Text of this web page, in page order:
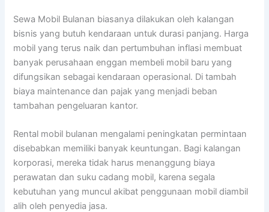
Sewa Mobil Bulanan biasanya dilakukan oleh kalangan
bisnis yang butuh kendaraan untuk durasi panjang. Harga
mobil yang terus naik dan pertumbuhan inflasi membuat
banyak perusahaan enggan membeli mobil baru yang
difungsikan sebagai kendaraan operasional. Di tambah
biaya maintenance dan pajak yang menjadi beban
tambahan pengeluaran kantor.
Rental mobil bulanan mengalami peningkatan permintaan
disebabkan memiliki banyak keuntungan. Bagi kalangan
korporasi, mereka tidak harus menanggung biaya
perawatan dan suku cadang mobil, karena segala
kebutuhan yang muncul akibat penggunaan mobil diambil
alih oleh penyedia jasa.